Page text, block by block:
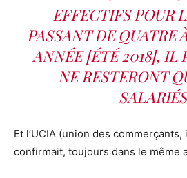
EFFECTIFS POUR
PASSANT DE QUATRE
ANNÉE [ÉTÉ 2018], IL
NE RESTERONT
Et l’UCIA (union des
confirmait, toujours dans le même